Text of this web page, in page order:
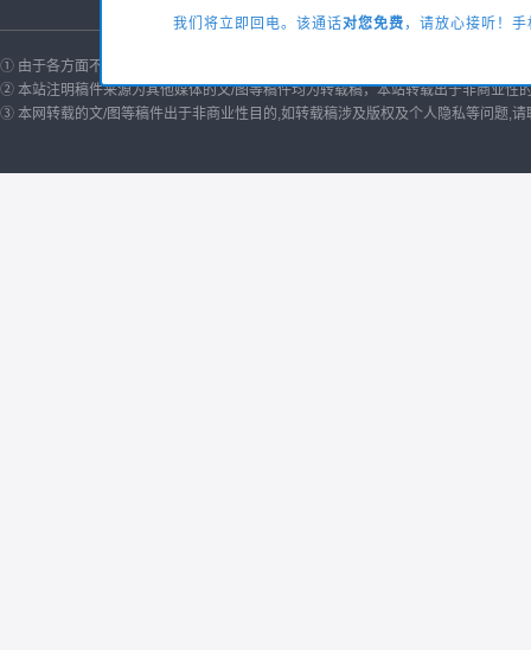
① 由于各方面不确定的因素，有可能原文内容调整与变化，本网如不能及时更新或
② 本站注明稿件来源为其他媒体的文/图等稿件均为转载稿，本站转载出于非商业性
③ 本网转载的文/图等稿件出于非商业性目的,如转载稿涉及版权及个人隐私等问题,
我们将立即回电。该通话对您免费 ，请放心接听！